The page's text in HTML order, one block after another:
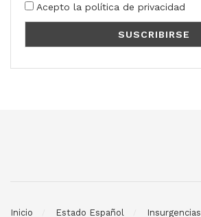
Acepto la política de privacidad
Inicio Estado Español Insurgencias